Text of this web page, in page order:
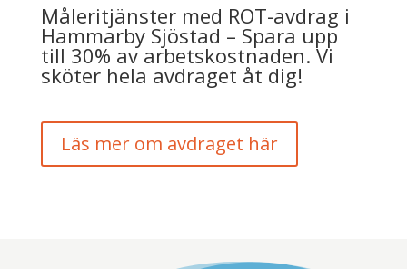
Måleritjänster med ROT-avdrag i
Hammarby Sjöstad – Spara upp
till 30% av arbetskostnaden. Vi
sköter hela avdraget åt dig!
Läs mer om avdraget här